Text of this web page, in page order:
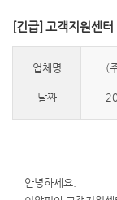
[긴급] 고객지원센
업체명 (
날짜
안녕하세요.